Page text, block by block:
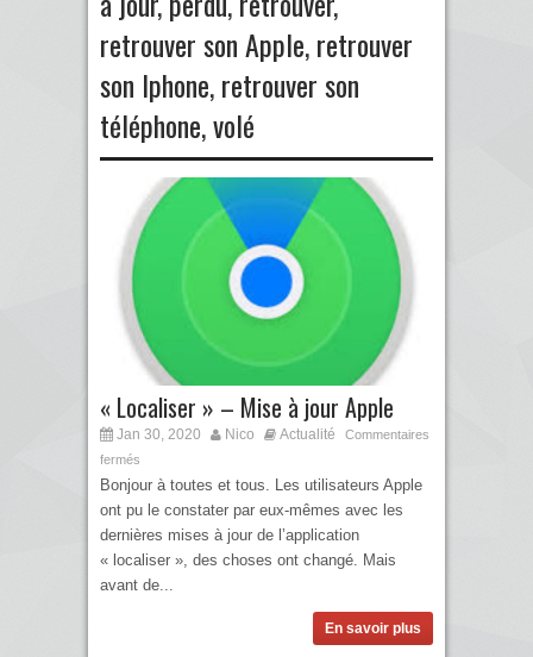
retrouver son Apple,retrouver
son Iphone,retrouver son
téléphone,volé
« Localiser » – Mise à jour Apple
Jan 30, 2020 Nico Actualité
Commentaires
fermés
Bonjour à toutes et tous. Les utilisateurs Apple
ont pu le constater par eux-mêmes avec les
dernières mises à jour de l’application
« localiser », des choses ont changé. Mais
avant de...
En savoir plus